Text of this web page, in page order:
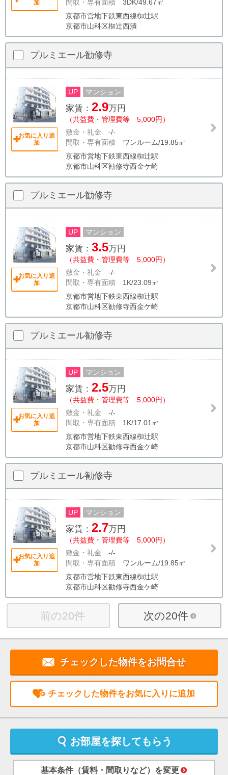
加 間取・専有面積 3DK/49.67㎡
京都市営地下鉄東西線椥辻駅
京都市山科区椥辻西潰
プルミエール勧修寺
お気に入り追
加
UP マンション
家賃： 2.9万円
（共益費・管理費等 5,000円）
敷金・礼金 -/-
間取・専有面積 ワンルーム/19.85㎡
京都市営地下鉄東西線椥辻駅
京都市山科区勧修寺西金ケ崎
プルミエール勧修寺
お気に入り追
加
UP マンション
家賃： 3.5万円
（共益費・管理費等 5,000円）
敷金・礼金 -/-
間取・専有面積 1K/23.09㎡
京都市営地下鉄東西線椥辻駅
京都市山科区勧修寺西金ケ崎
プルミエール勧修寺
お気に入り追
加
UP マンション
家賃： 2.5万円
（共益費・管理費等 5,000円）
敷金・礼金 -/-
間取・専有面積 1K/17.01㎡
京都市営地下鉄東西線椥辻駅
京都市山科区勧修寺西金ケ崎
プルミエール勧修寺
お気に入り追
加
UP マンション
家賃： 2.7万円
（共益費・管理費等 5,000円）
敷金・礼金 -/-
間取・専有面積 ワンルーム/19.85㎡
京都市営地下鉄東西線椥辻駅
京都市山科区勧修寺西金ケ崎
前の20件 次の20件
チェックした物件をお問合せ
チェックした物件をお気に入りに追加
お部屋を探してもらう
基本条件（賃料・間取りなど）を変更